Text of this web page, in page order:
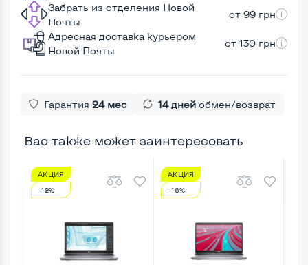
Забрать из отделения Новой
Почты
от 99 грн
Адресная доставка курьером
Новой Почты
от 130 грн
Гарантия 24 мес 14 дней обмен/возврат
Вас также может заинтересовать
АКЦИЯ
-12%
АКЦИЯ
-16%